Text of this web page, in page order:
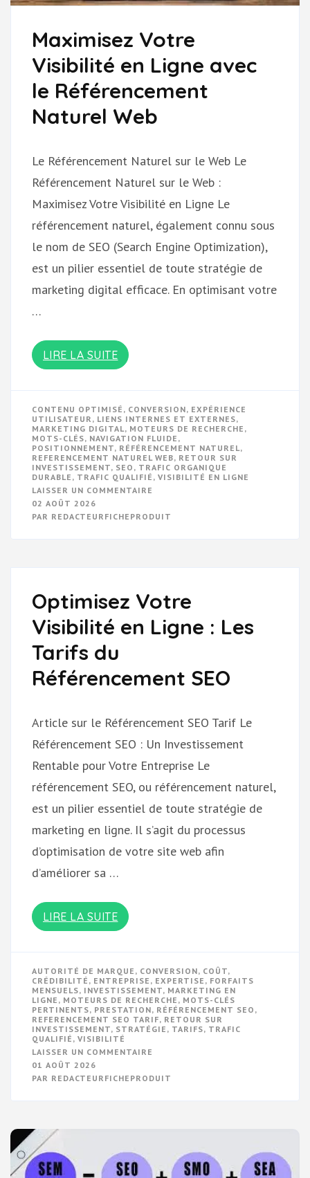
Maximisez Votre
Visibilité en Ligne avec
le Référencement
Naturel Web
Le Référencement Naturel sur le Web Le
Référencement Naturel sur le Web :
Maximisez Votre Visibilité en Ligne Le
référencement naturel, également connu sous
le nom de SEO (Search Engine Optimization),
est un pilier essentiel de toute stratégie de
marketing digital efficace. En optimisant votre
…
LIRE LA SUITE
CONTENU OPTIMISÉ , CONVERSION, EXPÉRIENCE
UTILISATEUR , LIENS INTERNES ET EXTERNES,
MARKETING DIGITAL, MOTEURS DE RECHERCHE ,
MOTS-CLÉS, NAVIGATION FLUIDE ,
POSITIONNEMENT, RÉFÉRENCEMENT NATUREL,
REFERENCEMENT NATUREL WEB, RETOUR SUR
INVESTISSEMENT, SEO , TRAFIC ORGANIQUE
DURABLE , TRAFIC QUALIFIÉ , VISIBILITÉ EN LIGNE
LAISSER UN COMMENTAIRE
VISIBILITÉ
02 AOÛT 2026
PAR REDACTEURFICHEPRODUIT
Optimisez Votre
Visibilité en Ligne : Les
Tarifs du
Référencement SEO
Article sur le Référencement SEO Tarif Le
Référencement SEO : Un Investissement
Rentable pour Votre Entreprise Le
référencement SEO, ou référencement naturel,
est un pilier essentiel de toute stratégie de
marketing en ligne. Il s’agit du processus
d’optimisation de votre site web afin
d’améliorer sa …
LIRE LA SUITE
AUTORITÉ DE MARQUE , CONVERSION, COÛT,
CRÉDIBILITÉ , ENTREPRISE , EXPERTISE , FORFAITS
MENSUELS, INVESTISSEMENT, MARKETING EN
LIGNE , MOTEURS DE RECHERCHE , MOTS-CLÉS
PERTINENTS, PRESTATION, RÉFÉRENCEMENT SEO ,
REFERENCEMENT SEO TARIF, RETOUR SUR
INVESTISSEMENT, STRATÉGIE , TARIFS, TRAFIC
QUALIFIÉ , VISIBILITÉ
LAISSER UN COMMENTAIRE
VISIBILITÉ
01 AOÛT 2026
PAR REDACTEURFICHEPRODUIT